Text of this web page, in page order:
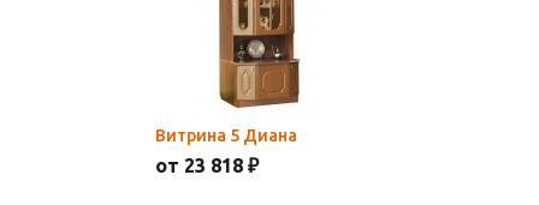
Витрина 5 Диана
от 23 818 ₽